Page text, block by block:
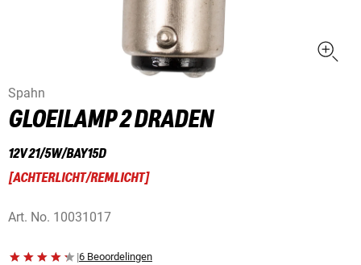
Spahn
GLOEILAMP 2 DRADEN
12V 21/5W/BAY15D
[ACHTERLICHT/REMLICHT]
Art. No. 10031017
|6 Beoordelingen